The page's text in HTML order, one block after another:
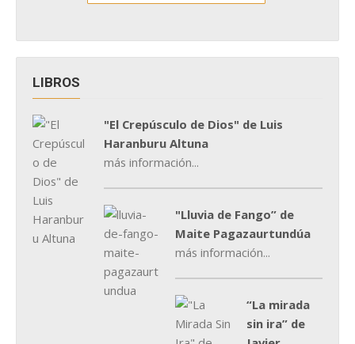
LIBROS
"El Crepúsculo de Dios" de Luis
Haranburu Altuna
más información...
"Lluvia de Fango” de
Maite Pagazaurtundúa
más información...
“La mirada
sin ira” de